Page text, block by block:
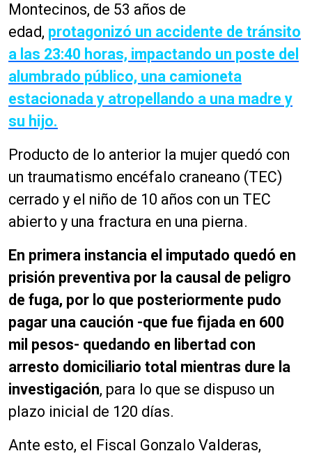
Montecinos, de 53 años de
edad, protagonizó un accidente de tránsito
a las 23:40 horas, impactando un poste del
alumbrado público, una camioneta
estacionada y atropellando a una madre y
su hijo.
Producto de lo anterior la mujer quedó con
un traumatismo encéfalo craneano (TEC)
cerrado y el niño de 10 años con un TEC
abierto y una fractura en una pierna.
En primera instancia el imputado quedó en
prisión preventiva por la causal de peligro
de fuga, por lo que posteriormente pudo
pagar una caución -que fue fijada en 600
mil pesos- quedando en libertad con
arresto domiciliario total mientras dure la
investigación, para lo que se dispuso un
plazo inicial de 120 días.
Ante esto, el Fiscal Gonzalo Valderas,